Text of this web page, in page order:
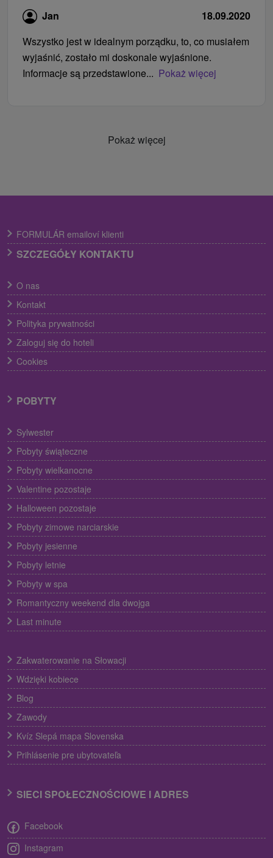
Jan
18.09.2020
Wszystko jest w idealnym porządku, to, co musiałem
wyjaśnić, zostało mi doskonale wyjaśnione.
Informacje są przedstawione... Pokaż więcej
Pokaż więcej
FORMULÁR emailoví klienti
SZCZEGÓŁY KONTAKTU
O nas
Kontakt
Polityka prywatności
Zaloguj się do hoteli
Cookies
POBYTY
Sylwester
Pobyty świąteczne
Pobyty wielkanocne
Valentine pozostaje
Halloween pozostaje
Pobyty zimowe narciarskie
Pobyty jesienne
Pobyty letnie
Pobyty w spa
Romantyczny weekend dla dwojga
Last minute
Zakwaterowanie na Słowacji
Wdzięki kobiece
Blog
Zawody
Kvíz Slepá mapa Slovenska
Prihlásenie pre ubytovateľa
SIECI SPOŁECZNOŚCIOWE I ADRES
Facebook
Instagram